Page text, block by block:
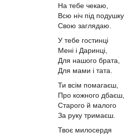
На тебе чекаю,
Всю ніч під подушку
Свою заглядаю.
У тебе гостинці
Мені і Даринці,
Для нашого брата,
Для мами і тата.
Ти всім помагаєш,
Про кожного дбаєш,
Старого й малого
За руку тримаєш.
Твоє милосердя